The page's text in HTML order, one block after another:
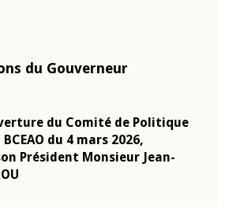
du Gouverneur
du Comité de Politique
du 4 mars 2026,
Président Monsieur Jean-